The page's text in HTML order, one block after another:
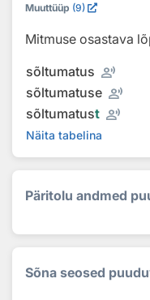
Muuttüüp (9)
Mitmuse osastava
sõltumatus record_voice_over
sõltumatuse record_voice_over
sõltumatust record_voice_over
Näita tabelina
Päritolu andmed
Sõna seosed